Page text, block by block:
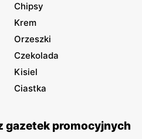
Chipsy
Krem
Orzeszki
Czekolada
Kisiel
Ciastka
gazetek promocyjnych